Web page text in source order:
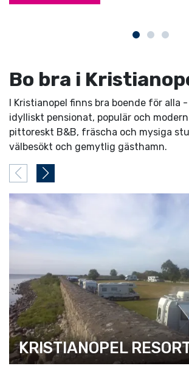
Bo bra i
I Kristianopel finns bra boende för alla
idylliskt pensionat, populär och
pittoreskt B&B, fräscha och mysiga
välbesökt och gemytlig gästhamn.
KRISTIANOPEL